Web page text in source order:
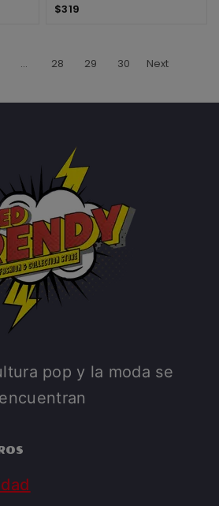
$319
… 28 29 30 Next
pop y la moda se
encuentran